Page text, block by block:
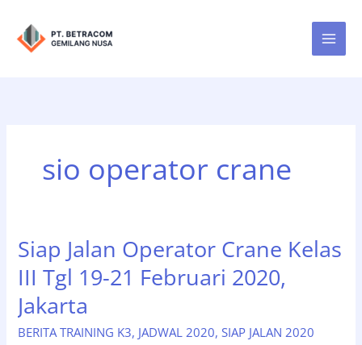
konten
sio operator crane
Siap Jalan Operator Crane Kelas
III Tgl 19-21 Februari 2020,
Jakarta
BERITA TRAINING K3, JADWAL 2020,SIAP JALAN 2020